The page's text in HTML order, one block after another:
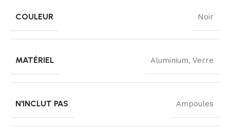
COULEUR Noir
MATÉRIEL Aluminium, Verre
N'INCLUT PAS Ampoules